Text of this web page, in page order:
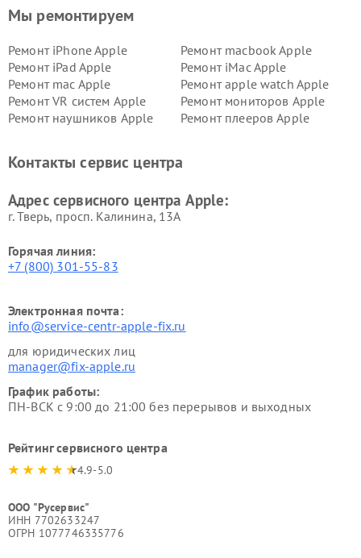
Мы ремонтируем
Ремонт iPhone Apple
Ремонт macbook Apple
Ремонт iPad Apple
Ремонт iMac Apple
Ремонт mac Apple
Ремонт apple watch Apple
Ремонт VR систем Apple
Ремонт мониторов Apple
Ремонт наушников Apple
Ремонт плееров Apple
Контакты сервис центра
Адрес сервисного центра Apple:
г. Тверь, просп. Калинина, 13А
Горячая линия:
+7 (800) 301-55-83
Электронная почта:
info@service-centr-apple-fix.ru
для юридических лиц
manager@fix-apple.ru
График работы:
ПН-ВСК с 9:00 до 21:00 без перерывов и выходных
Рейтинг сервисного центра
4.9-5.0
ООО "Русервис"
ИНН 7702633247
ОГРН 1077746335776